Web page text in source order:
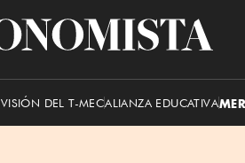
El
DEL T-MECALIANZA EDUCATIVA